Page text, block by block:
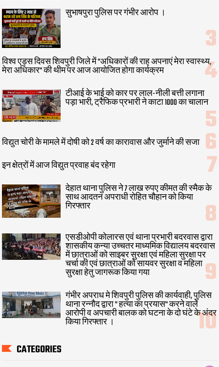
सुभाषपुरा पुलिस पर गंभीर आरोप ।
विश्व एड्स दिवस शिवपुरी जिले में "अधिकारों की राह अपनाएं मेरा स्वास्थ्य,
मेरा अधिकार" की थीम पर आज आयोजित होगा कार्यक्रम
टीआई के भाई को कार पर लाल-नीली बत्ती लगाना
पड़ा भारी, ट्रैफिक प्रभारी ने काटा 1000 का चालान
विद्युत चोरी के मामले में दोषी को 2 वर्ष का कारावास और जुर्माने की सजा
इन क्षेत्रों में आज विद्युत प्रवाह बंद रहेगा
देहात थाना पुलिस ने 7 लाख रुपए कीमत की स्मैक के
साथ आदतन अपराधी रोहित चौहान को किया
गिरफ्तार
एसडीओपी कोलारस एवं थाना प्रभारी बदरवास द्वारा
शासकीय कन्या उच्चतर माध्यमिक विद्यालय बदरवास
में छात्राओं को साइबर सुरक्षा एवं महिला सुरक्षा पर
चर्चा की एवं छात्राओं को सायवर सुरक्षा व महिला
सुरक्षा हेतु जागरूक किया गया
गंभीर अपराध मे शिवपुरी पुलिस की कार्यवाही, पुलिस
थाना रन्नौद द्वारा " हत्या का प्रयास" करने वाले
आरोपी व अपचारी बालक को घटना के दो घंटे के अंदर
किया गिरफ्तार ।
CATEGORIES